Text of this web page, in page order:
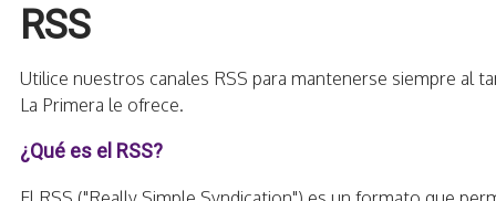
RSS
Utilice nuestros canales RSS para mantenerse siempre al
La Primera le ofrece.
¿Qué es el RSS?